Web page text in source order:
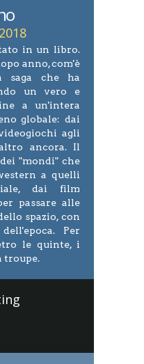
in un libro.
anno, com'è
saga che ha
un vero e
a un'intera
globale: dai
agli
ancora. Il
"mondi" che
a quelli
dai film
passare alle
spazio, con
Per
le quinte, i
troupe.